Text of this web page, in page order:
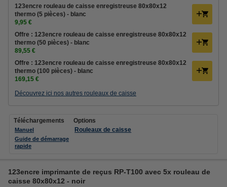
123encre rouleau de caisse enregistreuse 80x80x12
thermo (5 pièces) - blanc
9,95 €
Offre : 123encre rouleau de caisse enregistreuse 80x80x12
thermo (50 pièces) - blanc
89,55 €
Offre : 123encre rouleau de caisse enregistreuse 80x80x12
thermo (100 pièces) - blanc
169,15 €
Découvrez ici nos autres rouleaux de caisse
Téléchargements
Manuel
Guide de démarrage
rapide
Options
Rouleaux de caisse
123encre imprimante de reçus RP-T100 avec 5x rouleau de
caisse 80x80x12 - noir